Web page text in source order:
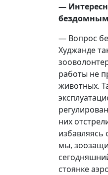
—
— Вопрос
Худжанде
работы не
животных.
них
мы,
стоянке